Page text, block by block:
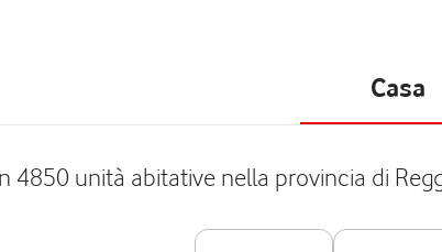
Casa
4850 unità abitative nella provincia di